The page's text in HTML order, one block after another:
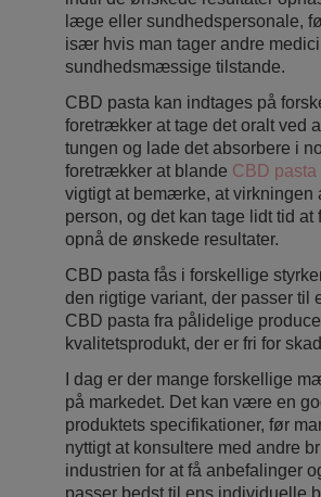
læge eller sundhedspersonale,
især hvis man tager andre
sundhedsmæssige tilstande.
CBD pasta kan indtages på
foretrækker at tage det oralt ved
tungen og lade det absorbere i
foretrækker at blande CBD pasta
vigtigt at bemærke, at virkningen
person, og det kan tage lidt tid
opnå de ønskede resultater.
CBD pasta fås i forskellige
den rigtige variant, der passer til
CBD pasta fra pålidelige
kvalitetsprodukt, der er fri for
I dag er der mange forskellige
på markedet. Det kan være en
produktets specifikationer, før
nyttigt at konsultere med andre
industrien for at få anbefalinger
passer bedst til ens individuelle